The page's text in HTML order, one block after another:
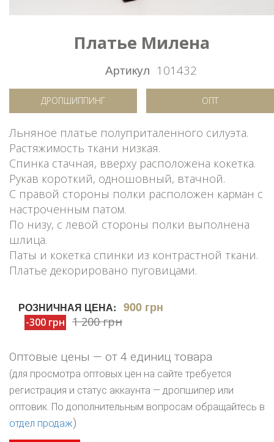
Платье Милена
Артикул 101432
ДРОПШИППИНГ ОПТ
Льняное платье полуприталенного силуэта.
Растяжимость ткани низкая.
Спинка стачная, вверху расположена кокетка.
Рукав короткий, одношовный, втачной.
С правой стороны полки расположен карман с
настроченным патом.
По низу, с левой стороны полки выполнена
шлица.
Паты и кокетка спинки из контрастной ткани.
Платье декорировано пуговицами.
РОЗНИЧНАЯ ЦЕНА: 900 грн
-300 грн 1 200 грн
Оптовые цены — от 4 единиц товара
(для просмотра оптовых цен на сайте требуется
регистрация и статус аккаунта — дропшипер или
оптовик. По дополнительным вопросам обращайтесь в
отдел продаж)